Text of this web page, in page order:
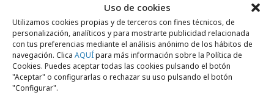
Uso de cookies
Utilizamos cookies propias y de terceros con fines técnicos, de
personalización, analíticos y para mostrarte publicidad relacionada
con tus preferencias mediante el análisis anónimo de los hábitos de
navegación. Clica AQUÍpara más información sobre la Política de
Cookies. Puedes aceptar todas las cookies pulsando el botón
"Aceptar" o configurarlas o rechazar su uso pulsando el botón
"Configurar".
martes, 4 de agosto 2026
Sin las personas, el fútbol no tiene sentido